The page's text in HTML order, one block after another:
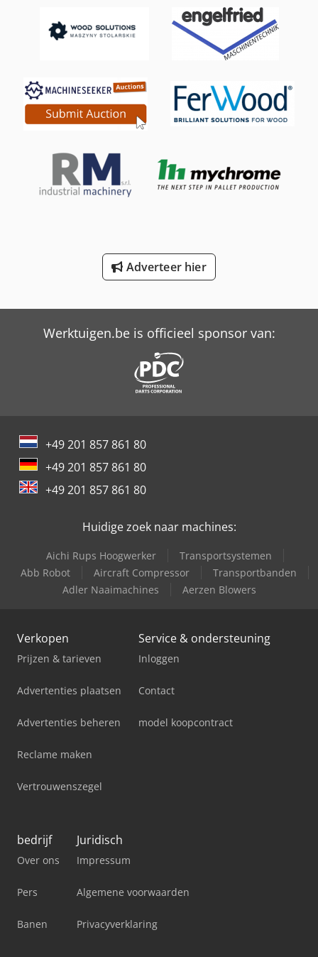
International 833
International 946
International 966
Job-Mann 100-30
Job-Mann 200-35
Adverteer hier
Werktuigen.be is officieel sponsor van:
+49 201 857 861 80
+49 201 857 861 80
+49 201 857 861 80
Huidige zoek naar machines:
Aichi Rups Hoogwerker
Transportsystemen
Abb Robot
Aircraft Compressor
Transportbanden
Adler Naaimachines
Aerzen Blowers
Verkopen
Prijzen & tarieven
Advertenties plaatsen
Advertenties beheren
Reclame maken
Vertrouwenszegel
Service & ondersteuning
Inloggen
Contact
model koopcontract
bedrijf
Over ons
Pers
Banen
Juridisch
Impressum
Algemene voorwaarden
Privacyverklaring